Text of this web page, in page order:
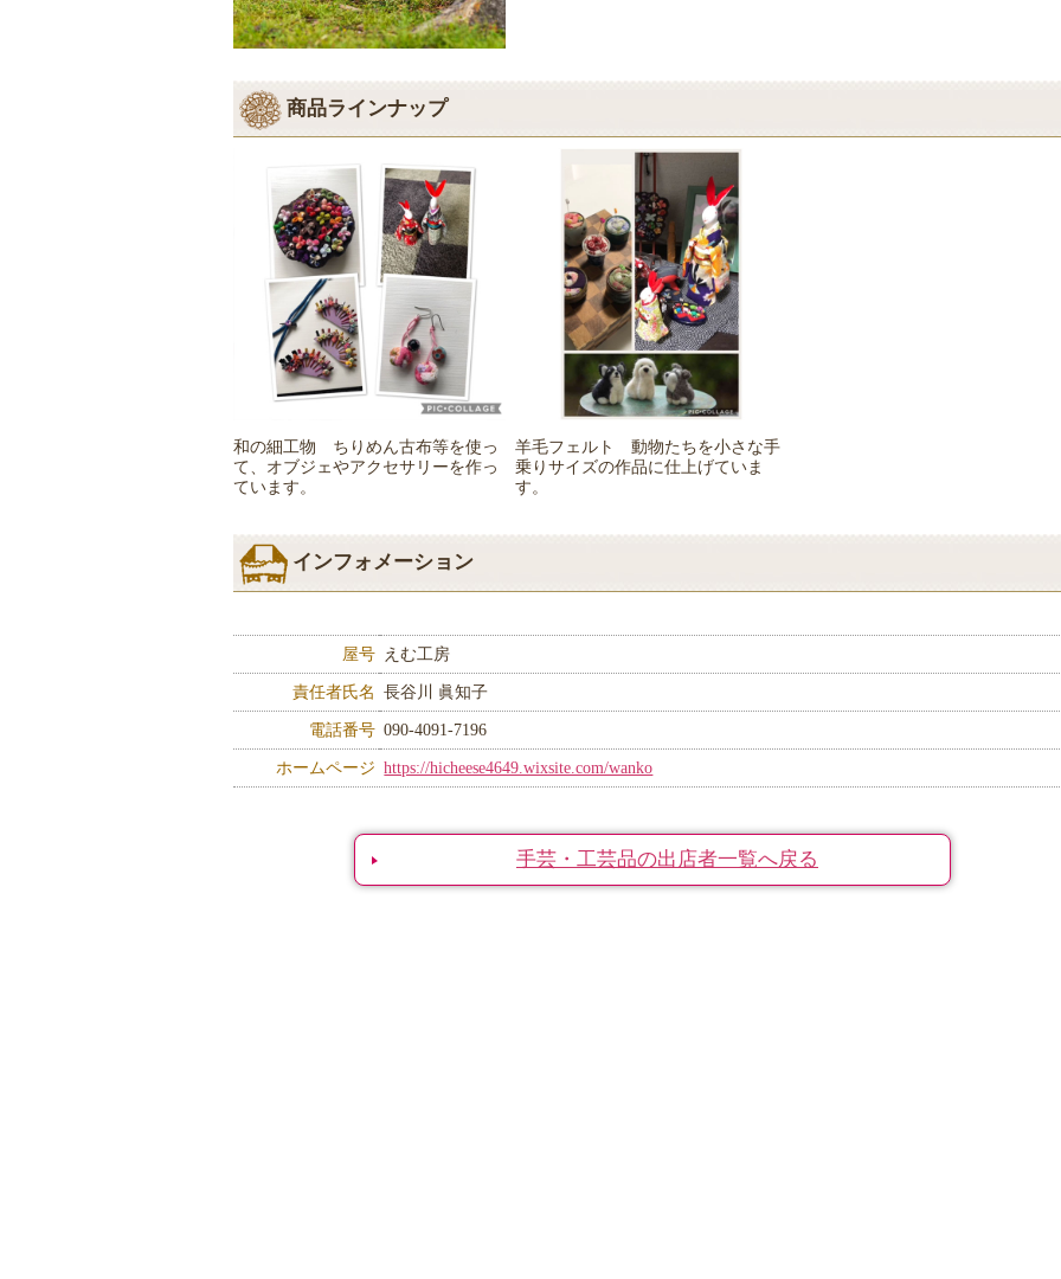
商品ラインナップ
和の細工物 ちりめん古布等を使っ
て、オブジェやアクセサリーを作っ
ています。
羊毛フェルト 動物たちを小さな手
乗りサイズの作品に仕上げていま
す。
インフォメーション
屋号 えむ工房
責任者氏名 長谷川 眞知子
電話番号 090-4091-7196
ホームページ https://hicheese4649.wixsite.com/wanko
手芸・工芸品の出店者一覧へ戻る